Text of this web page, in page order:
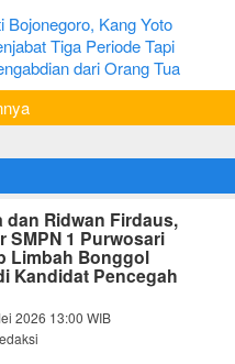
Bojonegoro, Kang Yoto
Tiga Periode Tapi
dari Orang Tua
dan Ridwan Firdaus,
SMPN 1 Purwosari
Limbah Bonggol
Kandidat Pencegah
2026 13:00 WIB